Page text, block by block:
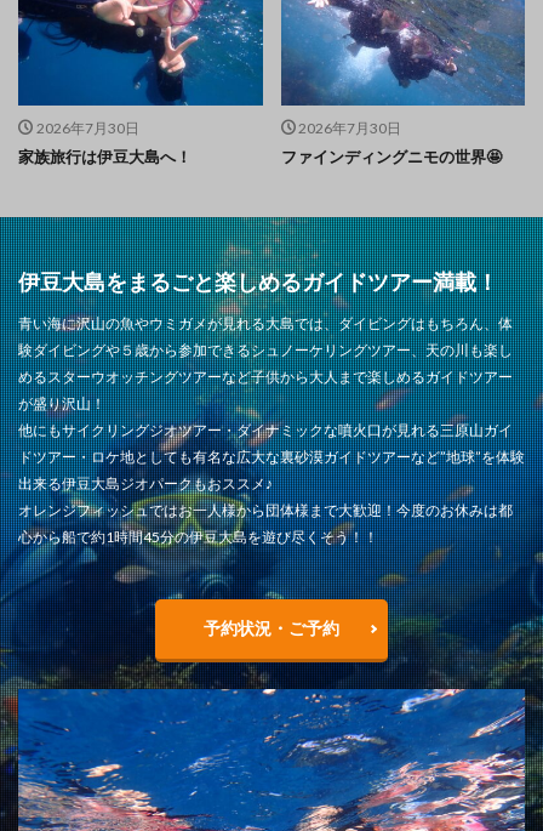
2026年7月30日
家族旅行は伊豆大島へ！
2026年7月30日
ファインディングニモの世界🤩
伊豆大島をまるごと楽しめるガイドツアー満載！
青い海に沢山の魚やウミガメが見れる大島では、ダイビングはもちろん、体
験ダイビングや５歳から参加できるシュノーケリングツアー、天の川も楽し
めるスターウオッチングツアーなど子供から大人まで楽しめるガイドツアー
が盛り沢山！
他にもサイクリングジオツアー・ダイナミックな噴火口が見れる三原山ガイ
ドツアー・ロケ地としても有名な広大な裏砂漠ガイドツアーなど”地球”を体験
出来る伊豆大島ジオパークもおススメ♪
オレンジフィッシュではお一人様から団体様まで大歓迎！今度のお休みは都
心から船で約1時間45分の伊豆大島を遊び尽くそう！！
予約状況・ご予約